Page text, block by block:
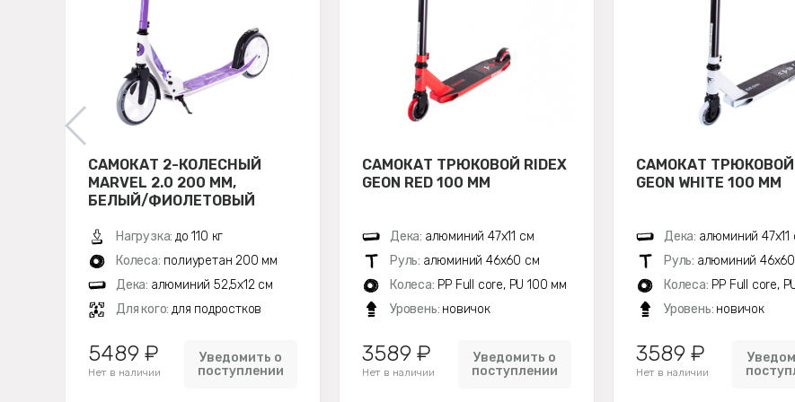
САМОКАТ 2-КОЛЕСНЫЙ
MARVEL 2.0 200 ММ,
БЕЛЫЙ/ФИОЛЕТОВЫЙ
Нагрузка: до 110 кг
Колеса: полиуретан 200 мм
Дека: алюминий 52,5х12 см
Для кого: для подростков
5489 ₽
Нет в наличии
Уведомить о
поступлении
САМОКАТ ТРЮКОВОЙ RIDEX
GEON RED 100 ММ
Дека: алюминий 47х11 см
Руль: алюминий 46х60 см
Колеса: PP Full core, PU 100 мм
Уровень: новичок
3589 ₽
Нет в наличии
Уведомить о
поступлении
САМОКАТ ТРЮКОВОЙ
GEON WHITE 100 ММ
Дека: алюминий 47х11
Руль: алюминий
Колеса: PP Full core,
Уровень: новичок
3589 ₽
Нет в наличии